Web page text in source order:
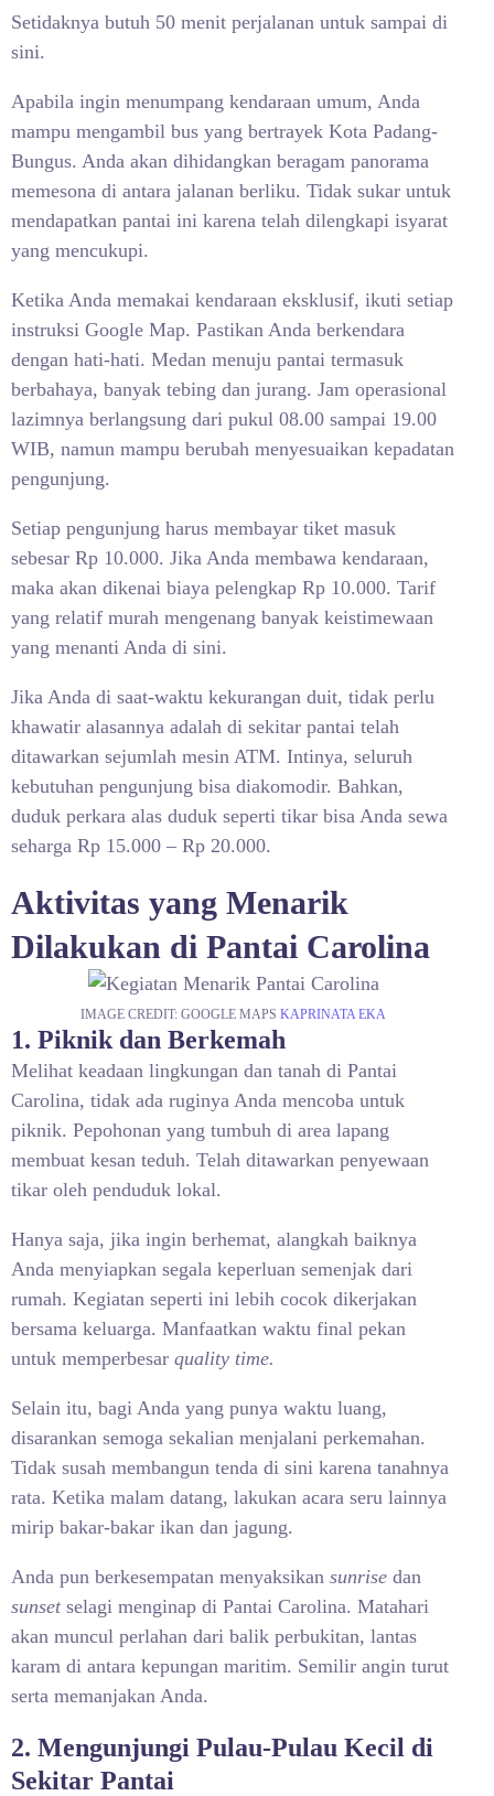
Setidaknya butuh 50 menit perjalanan untuk sampai di
sini.
Apabila ingin menumpang kendaraan umum, Anda
mampu mengambil bus yang bertrayek Kota Padang-
Bungus. Anda akan dihidangkan beragam panorama
memesona di antara jalanan berliku. Tidak sukar untuk
mendapatkan pantai ini karena telah dilengkapi isyarat
yang mencukupi.
Ketika Anda memakai kendaraan eksklusif, ikuti setiap
instruksi Google Map. Pastikan Anda berkendara
dengan hati-hati. Medan menuju pantai termasuk
berbahaya, banyak tebing dan jurang. Jam operasional
lazimnya berlangsung dari pukul 08.00 sampai 19.00
WIB, namun mampu berubah menyesuaikan kepadatan
pengunjung.
Setiap pengunjung harus membayar tiket masuk
sebesar Rp 10.000. Jika Anda membawa kendaraan,
maka akan dikenai biaya pelengkap Rp 10.000. Tarif
yang relatif murah mengenang banyak keistimewaan
yang menanti Anda di sini.
Jika Anda di saat-waktu kekurangan duit, tidak perlu
khawatir alasannya adalah di sekitar pantai telah
ditawarkan sejumlah mesin ATM. Intinya, seluruh
kebutuhan pengunjung bisa diakomodir. Bahkan,
duduk perkara alas duduk seperti tikar bisa Anda sewa
seharga Rp 15.000 – Rp 20.000.
Aktivitas yang Menarik
Dilakukan di Pantai Carolina
IMAGE CREDIT: GOOGLE MAPSKAPRINATA EKA
1. Piknik dan Berkemah
Melihat keadaan lingkungan dan tanah di Pantai
Carolina, tidak ada ruginya Anda mencoba untuk
piknik. Pepohonan yang tumbuh di area lapang
membuat kesan teduh. Telah ditawarkan penyewaan
tikar oleh penduduk lokal.
Hanya saja, jika ingin berhemat, alangkah baiknya
Anda menyiapkan segala keperluan semenjak dari
rumah. Kegiatan seperti ini lebih cocok dikerjakan
bersama keluarga. Manfaatkan waktu final pekan
untuk memperbesar quality time.
Selain itu, bagi Anda yang punya waktu luang,
disarankan semoga sekalian menjalani perkemahan.
Tidak susah membangun tenda di sini karena tanahnya
rata. Ketika malam datang, lakukan acara seru lainnya
mirip bakar-bakar ikan dan jagung.
Anda pun berkesempatan menyaksikan sunrise dan
sunset selagi menginap di Pantai Carolina. Matahari
akan muncul perlahan dari balik perbukitan, lantas
karam di antara kepungan maritim. Semilir angin turut
serta memanjakan Anda.
2. Mengunjungi Pulau-Pulau Kecil di
Sekitar Pantai